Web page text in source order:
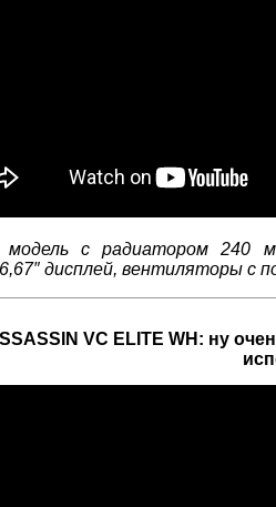
модель с радиатором 240
дисплей, вентиляторы с
VC ELITE WH: ну